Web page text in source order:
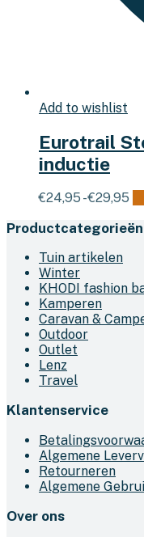
Add to wishlist
Eurotrail
inductie
€24,95 - €29,95
tot
Productcategorieën
Tuin artikelen
Winter
KHODI fashion
Kamperen
Caravan &
Outdoor
Outlet
Lenz
Travel
Klantenservice
Algemene
Retourneren
Algemene
Over ons